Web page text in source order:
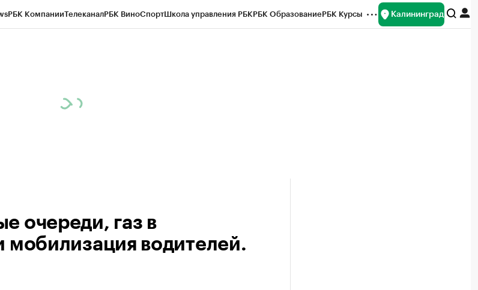
РБК КомпанииТелеканалРБК ВиноСпортШкола управления РБКРБК ОбразованиеРБК Курсы Калининград
очереди, газ в
мобилизация водителей.